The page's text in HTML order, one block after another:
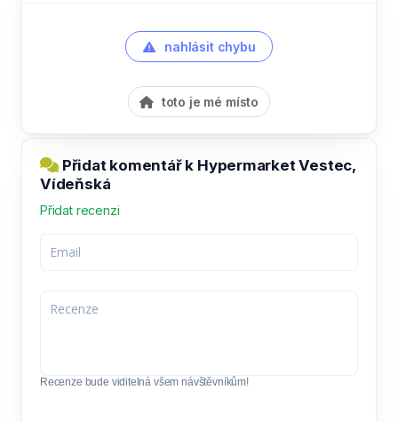
nahlásit chybu
toto je mé místo
Přidat komentář k Hypermarket Vestec,
Vídeňská
Přidat recenzi
Recenze bude viditelná všem návštěvníkům!